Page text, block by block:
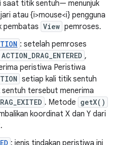
saat titik sentuh— menunjuk
atau {i>mouse<i} pengguna
pembatas View pemroses.
: setelah pemroses
ACTION_DRAG_ENTERED ,
peristiwa Peristiwa
setiap kali titik sentuh
tersebut menerima
. Metode getX()
koordinat X dan Y dari
: jenis tindakan peristiwa ini